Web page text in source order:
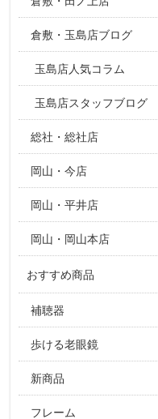
倉敷・玉島店ブログ
玉島店人気コラム
玉島店スタッフブログ
総社・総社店
岡山・今店
岡山・平井店
岡山・岡山本店
おすすめ商品
補聴器
歩ける老眼鏡
新商品
フレーム